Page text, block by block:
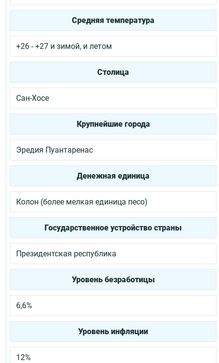
Средняя температура
+26 - +27 и зимой, и летом
Столица
Сан-Хосе
Крупнейшие города
Эредия Пуантаренас
Денежная единица
Колон (более мелкая единица песо)
Государственное устройство страны
Президентская республика
Уровень безработицы
6,6%
Уровень инфляции
12%